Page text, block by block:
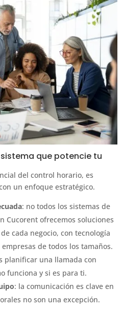
que potencie tu
del control horario, es
un enfoque estratégico.
: no todos los sistemas de
Cucorent ofrecemos soluciones
cada negocio, con tecnología
de todos los tamaños.
planificar una llamada con
funciona y si es para ti.
: la comunicación es clave en
no son una excepción.